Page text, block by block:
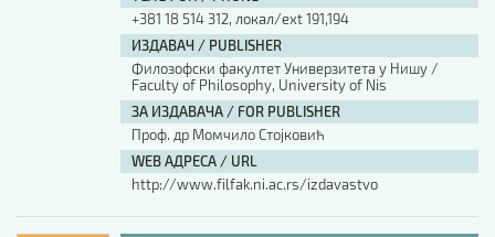
+381 18 514 312, локал/ext 191,194
ИЗДАВАЧ / PUBLISHER
Филозофски факултет Универзитета у Нишу /
Faculty of Philosophy, University of Nis
ЗА ИЗДАВАЧА / FOR PUBLISHER
Проф. др Момчило Стојковић
WEB АДРЕСА / URL
http://www.filfak.ni.ac.rs/izdavastvo